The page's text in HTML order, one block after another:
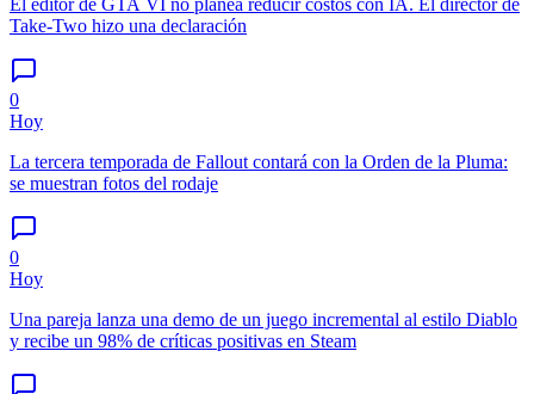
Take-Two hizo una declaración
0
Hoy
La tercera temporada de Fallout contará con la Orden de la Pluma:
se muestran fotos del rodaje
0
Hoy
Una pareja lanza una demo de un juego incremental al estilo Diablo
y recibe un 98% de críticas positivas en Steam